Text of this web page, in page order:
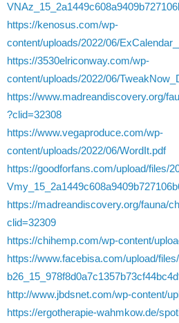
https://kenosus.com/wp-
content/uploads/2022/06/
https://3530elriconway.com/wp-
content/uploads/2022/06/
https://www.madreandiscovery.org/
?clid=32308
https://www.vegaproduce.com/wp-
content/uploads/2022/06/WordIt.pdf
https://goodforfans.com/upload/files/
https://madreandiscovery.org/fauna/
clid=32309
https://chihemp.com/wp-content/
https://www.facebisa.com/upload/
http://www.jbdsnet.com/wp-content/
https://ergotherapie-wahmkow.de/